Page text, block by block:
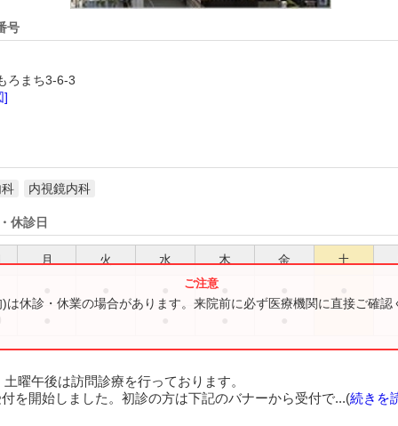
号
ろまち3-6-3
]
内視鏡内科
休診日
月 火 水 木 金 土
は休診・休業の場合があります。来院前に必ず医療機関に直接ご確認
土曜午後は訪問診療を行っております。
を開始しました。初診の方は下記のバナーから受付で...(続きを